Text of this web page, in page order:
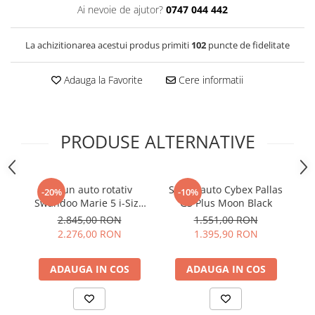
Ai nevoie de ajutor? 0747 044 442
La achizitionarea acestui produs primiti 102 puncte de fidelitate
Adauga la Favorite Cere informatii
PRODUSE ALTERNATIVE
-20%
Scaun auto rotativ
Swandoo Marie 5 i-Size
Alfalfa
2.845,00 RON
2.276,00 RON
ADAUGA IN COS
-10%
Scaun auto Cybex Pallas
G3 Plus Moon Black
1.551,00 RON
1.395,90 RON
ADAUGA IN COS